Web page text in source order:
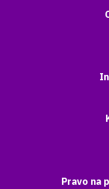
Pravo na